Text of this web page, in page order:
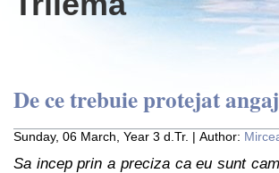
De ce trebuie protejat
Sunday, 06 March, Year 3 d.Tr. | Author:
Sa incep prin a preciza ca eu sunt